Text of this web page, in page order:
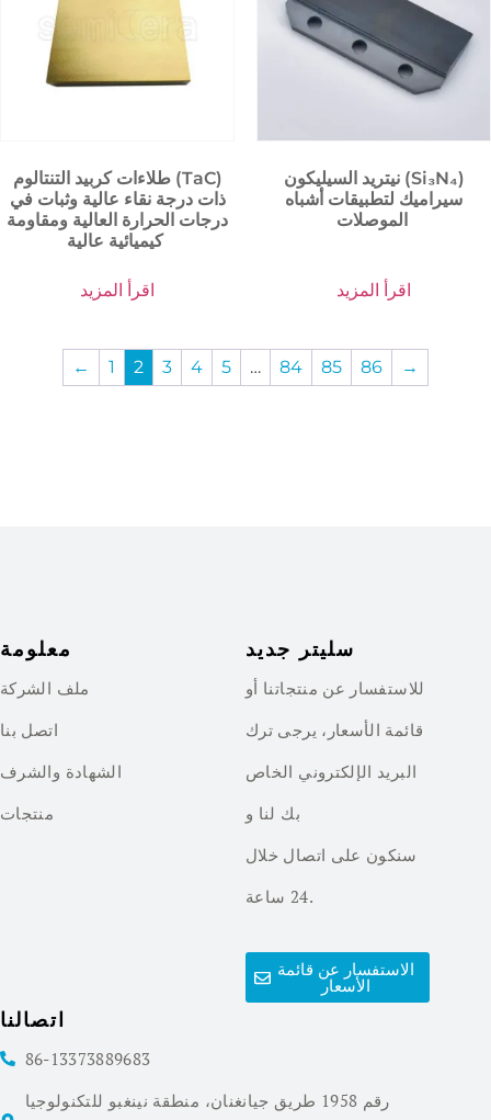
طلاءات كربيد التنتالوم (TaC)
ذات درجة نقاء عالية وثبات في
درجات الحرارة العالية ومقاومة
كيميائية عالية
اقرأ المزيد
نيتريد السيليكون (Si₃N₄)
سيراميك لتطبيقات أشباه
اقرأ المزيد
← 1 2 3 4 5 … 84 85 86 →
معلومة
ملف الشركة
اتصل بنا
الشهادة والشرف
منتجات
سليتر جديد
للاستفسار عن منتجاتنا أو
قائمة الأسعار، يرجى ترك
البريد الإلكتروني الخاص
بك لنا و
سنكون على اتصال خلال
24 ساعة.
الاستفسار عن قائمة
الأسعار
اتصالنا
86-13373889683
رقم 1958 طريق جيانغنان، منطقة نينغبو للتكنولوجيا